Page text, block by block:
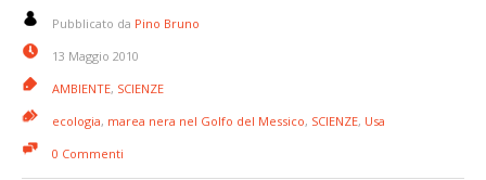
Pubblicato da Pino Bruno
13 Maggio 2010
AMBIENTE, SCIENZE
ecologia, marea nera nel Golfo del Messico, SCIENZE, Usa
0 Commenti